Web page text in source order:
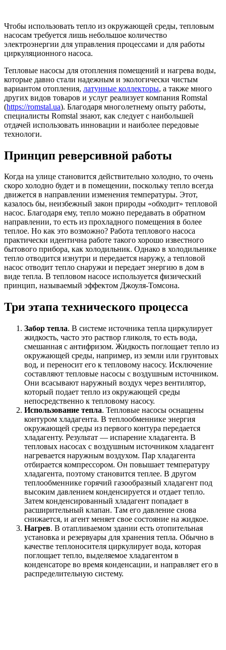
Чтобы использовать тепло из окружающей среды, тепловым
насосам требуется лишь небольшое количество
электроэнергии для управления процессами и для работы
циркуляционного насоса.
Тепловые насосы для отопления помещений и нагрева воды,
которые давно стали надежным и экологически чистым
вариантом отопления, латунные коллекторы, а также много
других видов товаров и услуг реализует компания Romstal
(https://romstal.ua). Благодаря многолетнему опыту работы,
специалисты Romstal знают, как следует с наибольшей
отдачей использовать инновации и наиболее передовые
технологи.
Принцип реверсивной работы
Когда на улице становится действительно холодно, то очень
скоро холодно будет и в помещении, поскольку тепло всегда
движется в направлении изменения температуры. Этот,
казалось бы, неизбежный закон природы «обходит» тепловой
насос. Благодаря ему, тепло можно передавать в обратном
направлении, то есть из прохладного помещения в более
теплое. Но как это возможно? Работа теплового насоса
практически идентична работе такого хорошо известного
бытового прибора, как холодильник. Однако в холодильнике
тепло отводится изнутри и передается наружу, а тепловой
насос отводит тепло снаружи и передает энергию в дом в
виде тепла. В тепловом насосе используется физический
принцип, называемый эффектом Джоуля-Томсона.
Три этапа технического процесса
Забор тепла. В системе источника тепла циркулирует
жидкость, часто это раствор гликоля, то есть вода,
смешанная с антифризом. Жидкость поглощает тепло из
окружающей среды, например, из земли или грунтовых
вод, и переносит его к тепловому насосу. Исключение
составляют тепловые насосы с воздушным источником.
Они всасывают наружный воздух через вентилятор,
который подает тепло из окружающей среды
непосредственно к тепловому насосу.
Использование тепла. Тепловые насосы оснащены
контуром хладагента. В теплообменнике энергия
окружающей среды из первого контура передается
хладагенту. Результат — испарение хладагента. В
тепловых насосах с воздушным источником хладагент
нагревается наружным воздухом. Пар хладагента
отбирается компрессором. Он повышает температуру
хладагента, поэтому становится теплее. В другом
теплообменнике горячий газообразный хладагент под
высоким давлением конденсируется и отдает тепло.
Затем конденсированный хладагент попадает в
расширительный клапан. Там его давление снова
снижается, и агент меняет свое состояние на жидкое.
Нагрев. В отапливаемом здании есть отопительная
установка и резервуары для хранения тепла. Обычно в
качестве теплоносителя циркулирует вода, которая
поглощает тепло, выделяемое хладагентом в
конденсаторе во время конденсации, и направляет его в
распределительную систему.